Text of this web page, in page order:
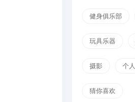
健身俱乐部
玩具乐器
摄影 个人
猜你喜欢